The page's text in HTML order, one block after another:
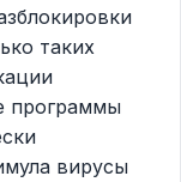
таких
программы
вирусы